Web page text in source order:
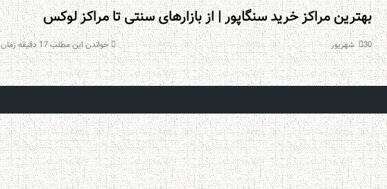
بهترین مراکز خرید سنگاپور | از بازارهای سنتی تا مراکز لوکس
30 شهریور خواندن این مطلب 17 دقیقه زمان میبرد